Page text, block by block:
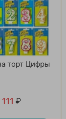
торт Цифры
111 ₽